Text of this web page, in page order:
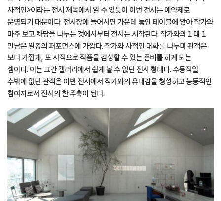
사적인>이라는 전시 제목에서 알 수 있듯이 이번 전시는 예약제로
운영되기 때문이다. 전시장에 들어서면 가운데 놓인 테이블에 앉아 작가와
마주 보고 차담을 나누는 것에서부터 전시는 시작된다. 작가와의 1 대 1
만남은 일종의 퍼포먼스에 가깝다. 작가와 사적인 대화를 나누며 관객은
보다 가깝게, 또 사적으로 작품을 감상할 수 있는 준비를 하게 되는
셈이다. 이는 그간 갤러리에서 쉽게 볼 수 없던 전시 형태다. 수동적일
수밖에 없던 관객은 이번 전시에서 작가와의 유대감을 형성하고 능동적인
참여자로서 전시의 한 주축이 된다.